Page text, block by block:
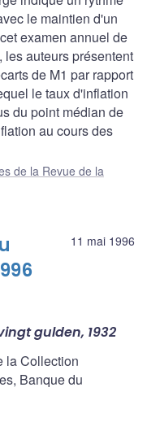
le maintien d'un
examen annuel de
auteurs présentent
de M1 par rapport
le taux d'inflation
du point médian de
au cours des
de la Revue de la
11 mai 1996
gulden, 1932
la Collection
Banque du